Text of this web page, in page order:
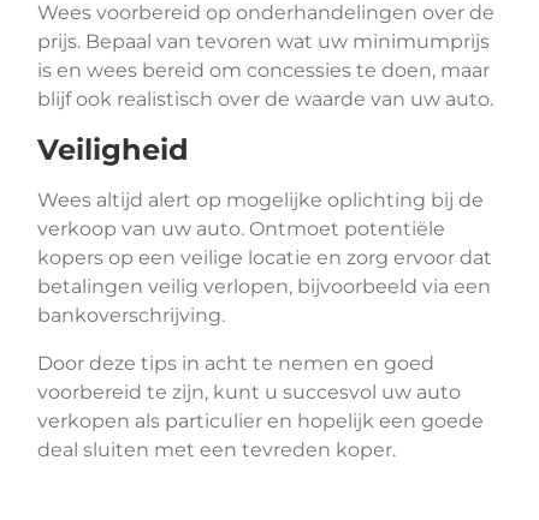
Wees voorbereid op onderhandelingen over de
prijs. Bepaal van tevoren wat uw minimumprijs
is en wees bereid om concessies te doen, maar
blijf ook realistisch over de waarde van uw auto.
Veiligheid
Wees altijd alert op mogelijke oplichting bij de
verkoop van uw auto. Ontmoet potentiële
kopers op een veilige locatie en zorg ervoor dat
betalingen veilig verlopen, bijvoorbeeld via een
bankoverschrijving.
Door deze tips in acht te nemen en goed
voorbereid te zijn, kunt u succesvol uw auto
verkopen als particulier en hopelijk een goede
deal sluiten met een tevreden koper.